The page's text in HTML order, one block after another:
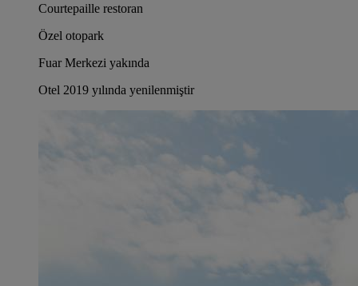
Courtepaille restoran
Özel otopark
Fuar Merkezi yakında
Otel 2019 yılında yenilenmiştir